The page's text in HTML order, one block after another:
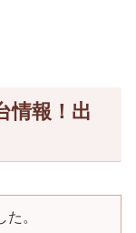
情報！出
。